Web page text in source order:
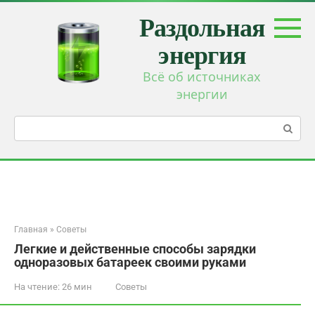
Перейти
Раздольная
энергия
Всё об источниках
энергии
Главная » Советы
Легкие и действенные способы зарядки
одноразовых батареек своими руками
На чтение: 26 мин Советы